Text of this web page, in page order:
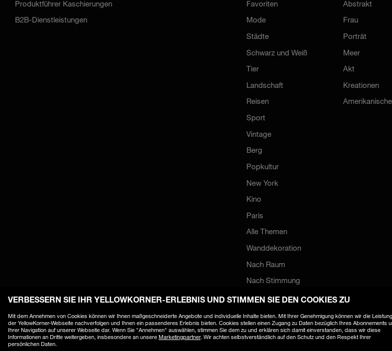
Produktführer Kaschierungen
B2B-Dienstleistungen
Favoriten
Mode
Städte
Schwarz und Weiß
Tier
Landschaft
Reisen
Sport
Abstrakt
Frau
Porträt
Meer
Akt
Kreationen
Vintage
Berg
Popkultur
New York
Kino
Paris
Alle Themen
Wanddekoration
Nach Raum
Nach Stimmung
Nach Fotografen
VERBESSERN SIE IHR YELLOWKORNER-ERLEBNIS UND STIMMEN SIE DEN COOKIES ZU
Mit dem Annehmen von Cookies können wir Ihnen maßgeschneiderte Angebote und individuelle Inhalte bieten. Mit Ihrer Genehmigung können wir die
der YellowKorner-Webseite nachverfolgen und Ihnen ein passenderes Erlebnis bieten. Cookies stellen einen Zugang zu Daten bezüglich Ihres Abonnements
Ihrer Navigation auf unserer Webseite dar. Wenn Sie "Annehmen" auswählen, stimmen Sie dem zu und erklären sich damit einverstanden, dass wir diese
Informationen an Dritte weitergeben, insbesondere an unsere Marketingpartner. Wir achten selbstverständlich auf den Schutz und den Respekt Ihrer
persönlichen Daten.